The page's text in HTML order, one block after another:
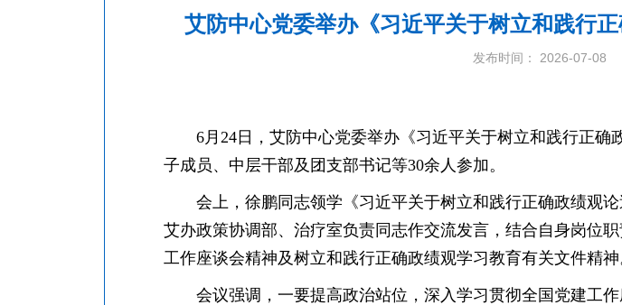
艾防中心党委举办《习近平关于树立和践行
发布时间： 2026-07-
6月24日，艾防中心党委举办《习近平关于树立和践行正
子成员、中层干部及团支部书记等30余人参加。
会上，徐鹏同志领学《习近平关于树立和践行正确政绩观
艾办政策协调部、治疗室负责同志作交流发言，结合自身岗位
工作座谈会精神及树立和践行正确政绩观学习教育有关文件精神
会议强调，一要提高政治站位，深入学习贯彻全国党建工